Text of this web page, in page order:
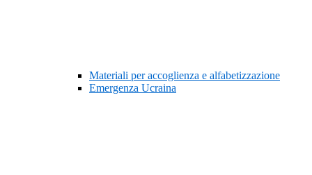
Materiali per accoglienza e alfabetizzazione
Emergenza Ucraina